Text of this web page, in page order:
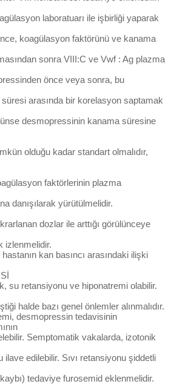
laboratuarı ile işbirliği yaparak
koagülasyon faktörünü ve kanama
sonra VIII:C ve Vwf : Ag plazma
önce veya sonra, bu
arasında bir korelasyon saptamak
desmopressinin kanama süresine
olduğu kadar standart olmalıdır,
faktörlerinin plazma
danışılarak yürütülmelidir.
dozlar ile arttığı görülünceye
izlenmelidir.
kan basıncı arasındaki ilişki
su retansiyonu ve hiponatremi olabilir.
halde bazı genel önlemler alınmalıdır.
desmopressin tedavisinin
Semptomatik vakalarda, izotonik
edilebilir. Sıvı retansiyonu şiddetli
tedaviye furosemid eklenmelidir.